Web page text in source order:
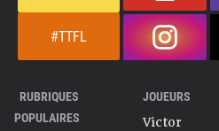
#TTFL
RUBRIQUES
POPULAIRES
JOUEURS
Victor